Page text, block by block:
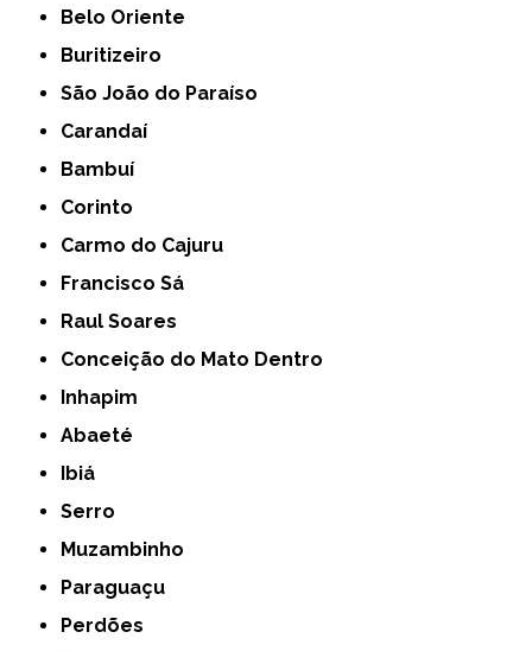
Belo Oriente
Buritizeiro
São João do Paraíso
Carandaí
Bambuí
Corinto
Carmo do Cajuru
Francisco Sá
Raul Soares
Conceição do Mato Dentro
Inhapim
Abaeté
Ibiá
Serro
Muzambinho
Paraguaçu
Perdões